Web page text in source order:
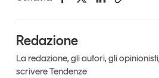
Redazione
La redazione, gli autori, gli
scrivere Tendenze